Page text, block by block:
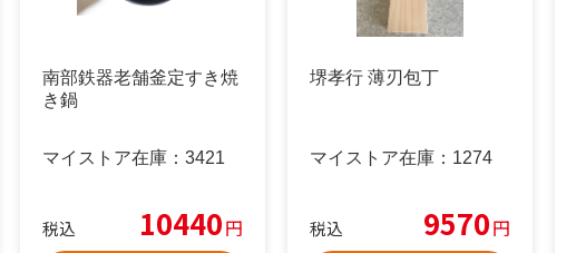
南部鉄器老舗釜定すき焼
き鍋
マイストア在庫： 3421
税込 10440円
堺孝行 薄刃包丁
マイストア在庫： 1274
税込 9570円